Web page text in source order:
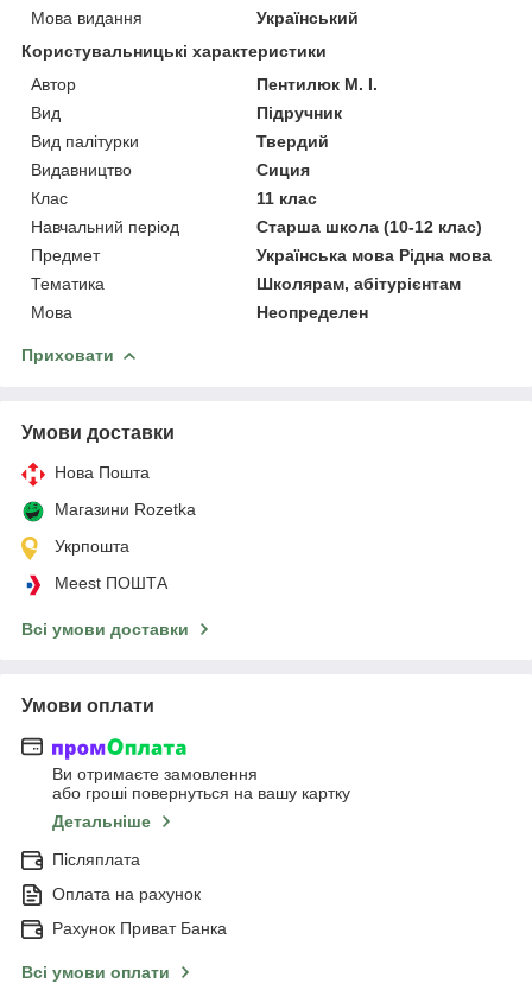
Мова видання
Український
Користувальницькі характеристики
Автор
Пентилюк М. І.
Вид
Підручник
Вид палітурки
Твердий
Видавництво
Сиция
Клас
11 клас
Навчальний період
Старша школа (10-12 клас)
Предмет
Українська мова Рідна мова
Тематика
Школярам, абітурієнтам
Мова
Неопределен
Приховати
Умови доставки
Нова Пошта
Магазини Rozetka
Укрпошта
Meest ПОШТА
Всі умови доставки
Умови оплати
Ви отримаєте замовлення
або гроші повернуться на вашу картку
Детальніше
Післяплата
Оплата на рахунок
Рахунок Приват Банка
Всі умови оплати